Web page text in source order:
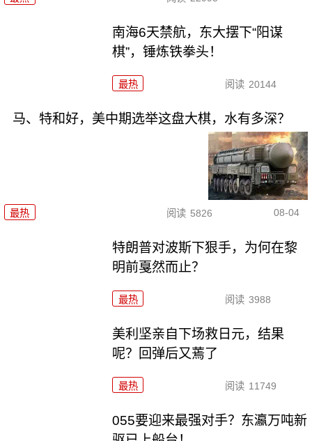
南海6天禁航，东大摆下“阳谋
棋”，锤炼铁拳头！
最热 阅读 20144
马、特和好，美中期选举这盘大棋，水有多深？
最热 阅读 5826 08-04
特朗普对波斯下狠手，为何在黎
明前戛然而止？
最热 阅读 3988
美利坚亲自下场救日元，结果
呢？回弹后又蔫了
最热 阅读 11749
055要迎来最强对手？东瀛万吨新